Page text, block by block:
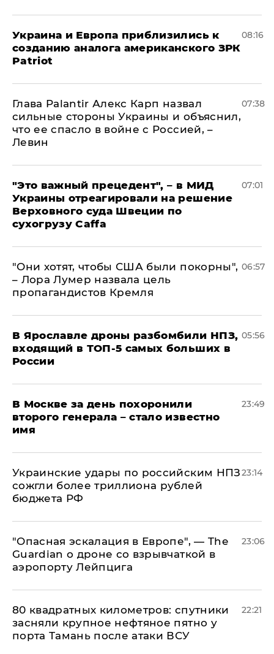
Украина и Европа приблизились к
созданию аналога американского ЗРК
Patriot
08:16
Глава Palantir Алекс Карп назвал
сильные стороны Украины и объяснил,
что ее спасло в войне с Россией, –
Левин
07:38
"Это важный прецедент", – в МИД
Украины отреагировали на решение
Верховного суда Швеции по
сухогрузу Caffa
07:01
"Они хотят, чтобы США были покорны",
– Лора Лумер назвала цель
пропагандистов Кремля
06:57
В Ярославле дроны разбомбили НПЗ,
входящий в ТОП-5 самых больших в
России
05:56
В Москве за день похоронили
второго генерала – стало известно
имя
23:49
Украинские удары по российским НПЗ
сожгли более триллиона рублей
бюджета РФ
23:14
"Опасная эскалация в Европе", — The
Guardian о дроне со взрывчаткой в
аэропорту Лейпцига
23:06
80 квадратных километров: спутники
засняли крупное нефтяное пятно у
порта Тамань после атаки ВСУ
22:21